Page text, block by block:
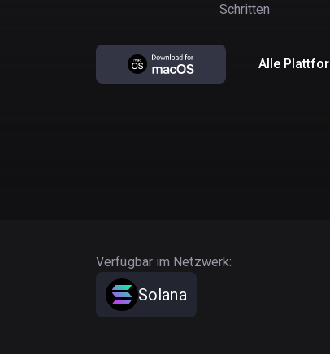
Schritten
Alle
Verfügbar im Netzwerk:
Solana